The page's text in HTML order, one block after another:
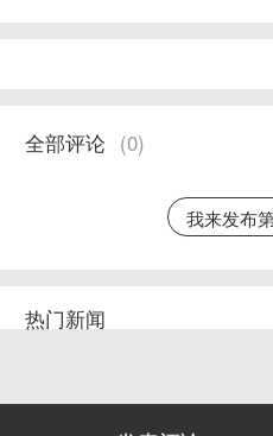
全部评论 (0)
我来发布
热门新闻